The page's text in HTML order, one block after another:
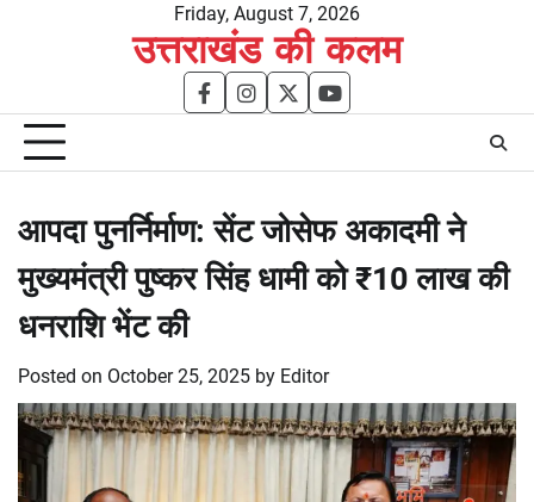
Friday, August 7, 2026
उत्तराखंड की कलम
facebookinstagram
twitteryoutube
आपदा पुनर्निर्माण: सेंट जोसेफ अकादमी ने
मुख्यमंत्री पुष्कर सिंह धामी को ₹10 लाख की
धनराशि भेंट की
Posted on October 25, 2025 by Editor